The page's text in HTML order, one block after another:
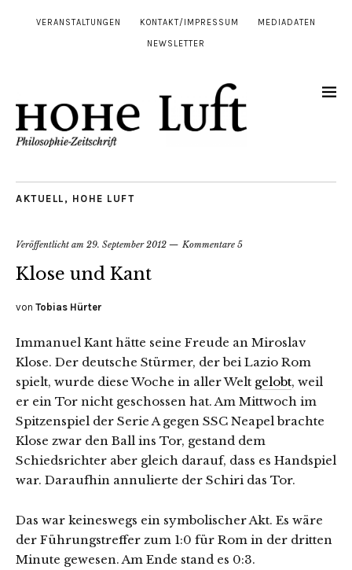
VERANSTALTUNGEN KONTAKT/IMPRESSUM MEDIADATEN
NEWSLETTER
AKTUELL , HOHE LUFT
Veröffentlicht am 29. September 2012 Kommentare 5
Klose und Kant
von Tobias Hürter
Immanuel Kant hätte seine Freude an Miroslav
Klose. Der deutsche Stürmer, der bei Lazio Rom
spielt, wurde diese Woche in aller Welt gelobt, weil
er ein Tor nicht geschossen hat. Am Mittwoch im
Spitzenspiel der Serie A gegen SSC Neapel brachte
Klose zwar den Ball ins Tor, gestand dem
Schiedsrichter aber gleich darauf, dass es Handspiel
war. Daraufhin annulierte der Schiri das Tor.
Das war keineswegs ein symbolischer Akt. Es wäre
der Führungstreffer zum 1:0 für Rom in der dritten
Minute gewesen. Am Ende stand es 0:3.